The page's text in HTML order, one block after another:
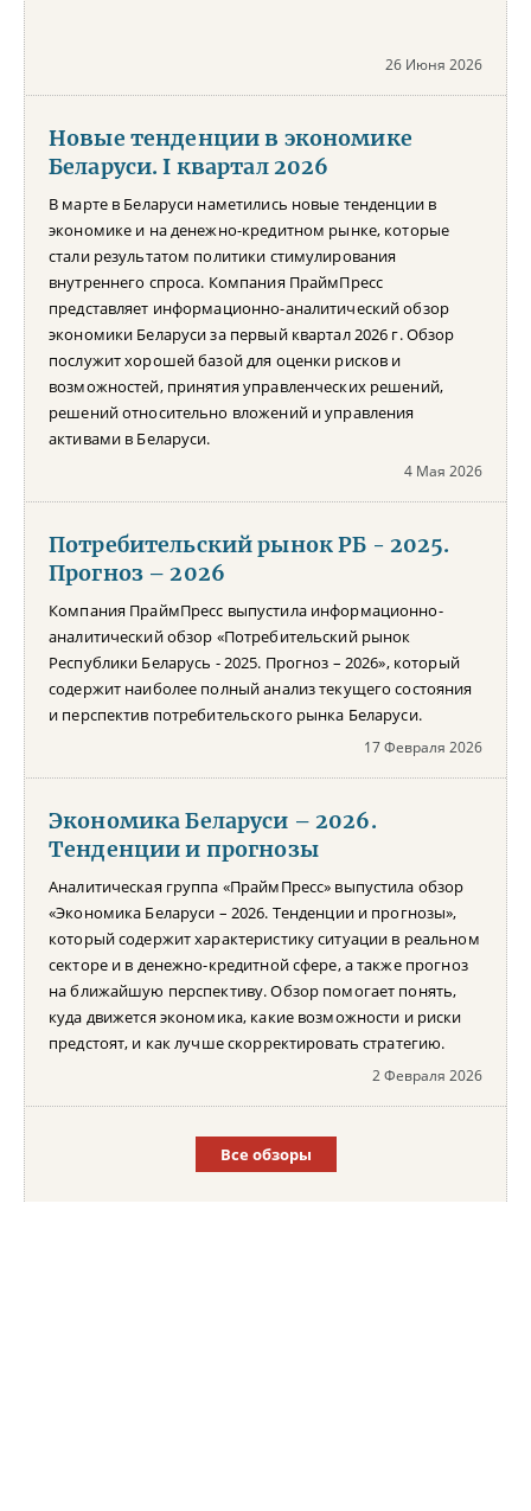
26 Июня 2026
Новые тенденции в экономике
Беларуси. I квартал 2026
В марте в Беларуси наметились новые тенденции в
экономике и на денежно-кредитном рынке, которые
стали результатом политики стимулирования
внутреннего спроса. Компания ПраймПресс
представляет информационно-аналитический обзор
экономики Беларуси за первый квартал 2026 г. Обзор
послужит хорошей базой для оценки рисков и
возможностей, принятия управленческих решений,
решений относительно вложений и управления
активами в Беларуси.
4 Мая 2026
Потребительский рынок РБ - 2025.
Прогноз – 2026
Компания ПраймПресс выпустила информационно-
аналитический обзор «Потребительский рынок
Республики Беларусь - 2025. Прогноз – 2026», который
содержит наиболее полный анализ текущего состояния
и перспектив потребительского рынка Беларуси.
17 Февраля 2026
Экономика Беларуси – 2026.
Тенденции и прогнозы
Аналитическая группа «ПраймПресс» выпустила обзор
«Экономика Беларуси – 2026. Тенденции и прогнозы»,
который содержит характеристику ситуации в реальном
секторе и в денежно-кредитной сфере, а также прогноз
на ближайшую перспективу. Обзор помогает понять,
куда движется экономика, какие возможности и риски
предстоят, и как лучше скорректировать стратегию.
2 Февраля 2026
Все обзоры